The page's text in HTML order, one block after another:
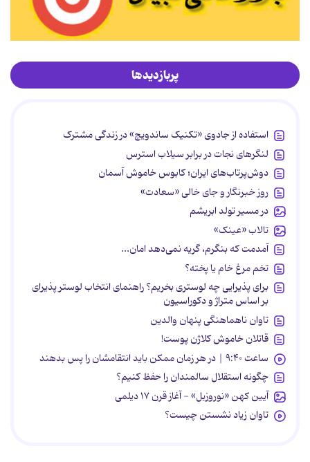
پربازدیدها
استفاده از جادوی «تکنیک ساندویچ» در زندگی مشترک
لنگرهای نجات در برابر سیلاب استرس
دوش‌پرتاب‌های ایران؛ کابوس خاموش آسمان
روز خبرنگار و جای خالی «سعادت»
در مسیر تولد ابریشم
تالاب «عینک»
آمدمت که بنگرم، گریه نمی‌دهد امان...
تخم مرغ خام یا پخته؟
برای پذیرایی چه لوستری بخریم؟ راهنمای انتخاب لوستر پذیرای
بر اساس متراژ و دکوراسیون
تاوان ناهماهنگی پنهان والدین
قاتلان خاموش کلاژن پوست!
ساعت ۹:۴۰ | در هر زمان ممکن باید انتقامشان را پس بدهند
چگونه استقلال سالمندان را حفظ کنیم؟
آیین کهن «نوروزبل» - آغاز قرن ۱۷ دیلمی
تاوان زیاد نشستن چیست؟